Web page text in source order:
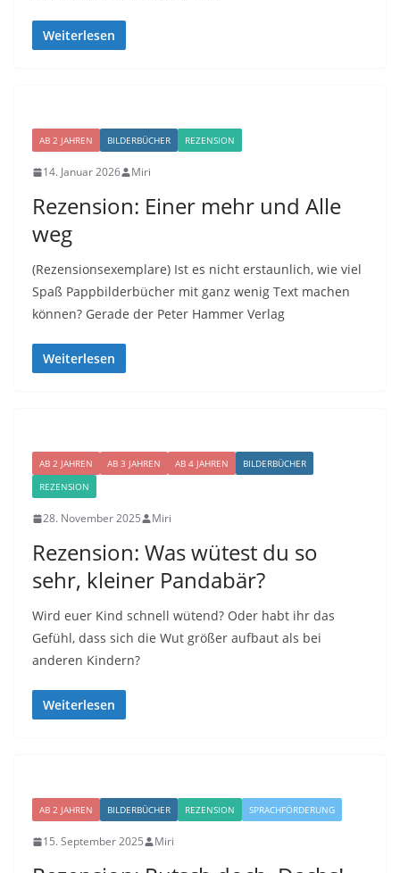
Weiterlesen
AB 2 JAHREN BILDERBÜCHER REZENSION
14. Januar 2026 Miri
Rezension: Einer mehr und Alle
weg
(Rezensionsexemplare) Ist es nicht erstaunlich, wie viel
Spaß Pappbilderbücher mit ganz wenig Text machen
können? Gerade der Peter Hammer Verlag
Weiterlesen
AB 2 JAHREN AB 3 JAHREN AB 4 JAHREN
BILDERBÜCHER
REZENSION
28. November 2025 Miri
Rezension: Was wütest du so
sehr, kleiner Pandabär?
Wird euer Kind schnell wütend? Oder habt ihr das
Gefühl, dass sich die Wut größer aufbaut als bei
anderen Kindern?
Weiterlesen
AB 2 JAHREN BILDERBÜCHER REZENSION SPRACHFÖRDERUNG
15. September 2025 Miri